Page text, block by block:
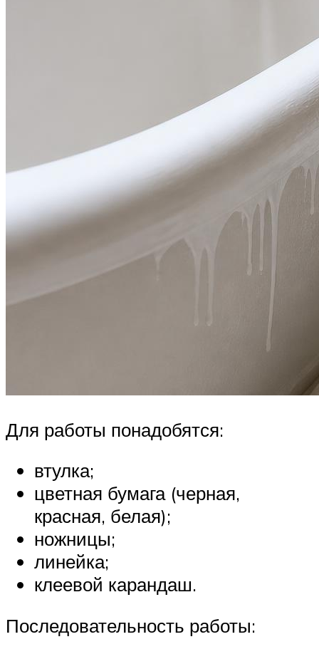
Для работы понадобятся:
втулка;
цветная бумага (черная,
красная, белая);
ножницы;
линейка;
клеевой карандаш.
Последовательность работы: